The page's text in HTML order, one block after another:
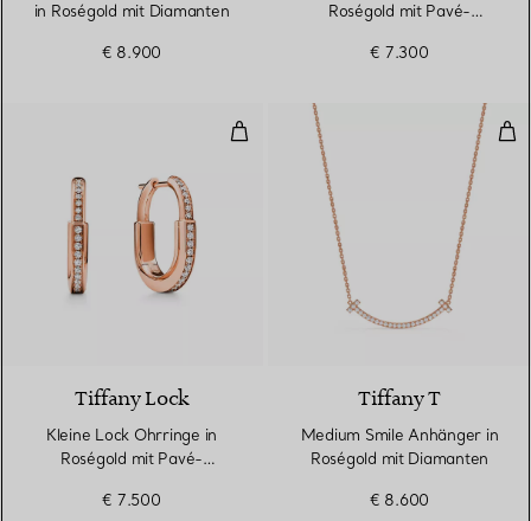
in Roségold mit Diamanten
€ 8.900
Roségold mit Pavé-
€ 7.300
Kleine Lock Ohrringe in
3 Materialien
Tiffany Lock
Kleine Lock Ohrringe in
Roségold mit Pavé-
€ 7.500
Tiffany T
Medium Smile Anhänger in
Roségold mit Diamanten
€ 8.600